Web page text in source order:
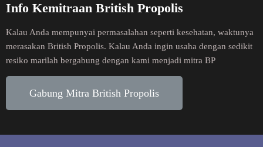
Info Kemitraan British Propolis
Kalau Anda mempunyai permasalahan seperti kesehatan, waktunya
merasakan British Propolis. Kalau Anda ingin usaha dengan sedikit
resiko marilah bergabung dengan kami menjadi mitra BP
Gabung Mitra British Propolis